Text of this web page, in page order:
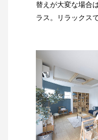
替えが大変な場合
ラス。リラックス